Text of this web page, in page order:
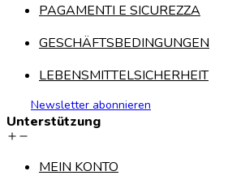
PAGAMENTI E SICUREZZA
GESCHÄFTSBEDINGUNGEN
LEBENSMITTELSICHERHEIT
Newsletter abonnieren
Unterstützung
MEIN KONTO